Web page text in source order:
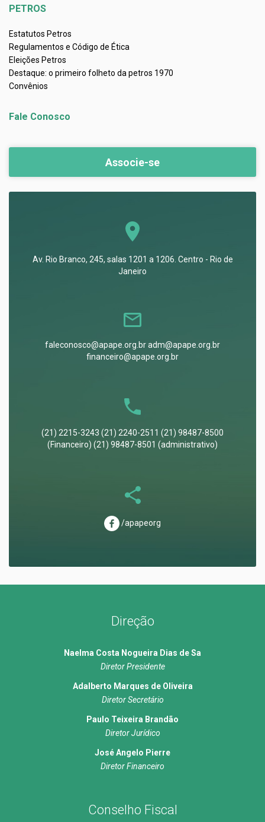
PETROS
Estatutos Petros
Regulamentos e Código de Ética
Eleições Petros
Destaque: o primeiro folheto da petros 1970
Convênios
Fale Conosco
Associe-se
Av. Rio Branco, 245, salas 1201 a 1206. Centro - Rio de
Janeiro
faleconosco@apape.org.br adm@apape.org.br
financeiro@apape.org.br
(21) 2215-3243 (21) 2240-2511 (21) 98487-8500
(Financeiro) (21) 98487-8501 (administrativo)
/apapeorg
Direção
Naelma Costa Nogueira Dias de Sa
Diretor Presidente
Adalberto Marques de Oliveira
Diretor Secretário
Paulo Teixeira Brandão
Diretor Jurídico
José Angelo Pierre
Diretor Financeiro
Conselho Fiscal